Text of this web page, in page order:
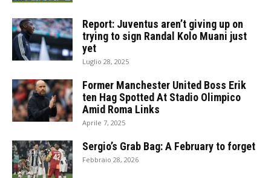
Report: Juventus aren’t giving up on
trying to sign Randal Kolo Muani just
yet
Luglio 28, 2025
Former Manchester United Boss Erik
ten Hag Spotted At Stadio Olimpico
Amid Roma Links
Aprile 7, 2025
Sergio’s Grab Bag: A February to forget
Febbraio 28, 2026